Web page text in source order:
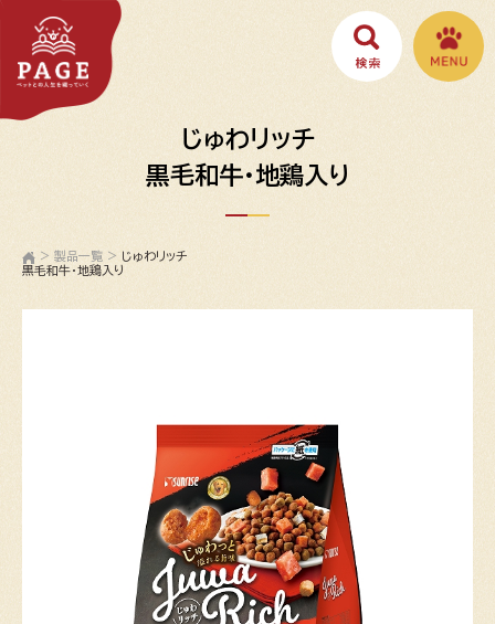
じゅわリッチ
黒毛和牛・地鶏入り
> 製品一覧 > じゅわリッチ
黒毛和牛・地鶏入り